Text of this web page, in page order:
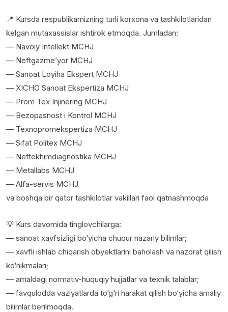
📍 Kursda respublikamizning turli korxona va tashkilotlaridan
kelgan mutaxassislar ishtirok etmoqda. Jumladan:
— Navoiy Intellekt MCHJ
— Neftgazme’yor MCHJ
— Sanoat Loyiha Ekspert MCHJ
— XICHO Sanoat Ekspertiza MCHJ
— Prom Tex Injinering MCHJ
— Bezopasnost i Kontrol MCHJ
— Texnopromekspertiza MCHJ
— Sifat Politex MCHJ
— Neftekhimdiagnostika MCHJ
— Metallabs MCHJ
— Alfa-servis MCHJ
va boshqa bir qator tashkilotlar vakillari faol qatnashmoqda
💡 Kurs davomida tinglovchilarga:
— sanoat xavfsizligi bo‘yicha chuqur nazariy bilimlar;
— xavfli ishlab chiqarish obyektlarini baholash va nazorat qilish
ko‘nikmalari;
— amaldagi normativ-huquqiy hujjatlar va texnik talablar;
— favqulodda vaziyatlarda to‘g‘ri harakat qilish bo‘yicha amaliy
bilimlar berilmoqda.